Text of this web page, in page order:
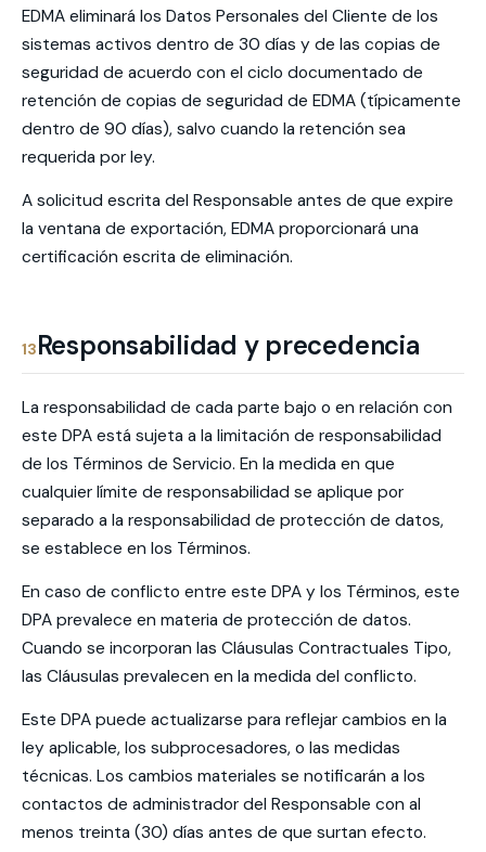
EDMA eliminará los Datos Personales del Cliente de los
sistemas activos dentro de 30 días y de las copias de
seguridad de acuerdo con el ciclo documentado de
retención de copias de seguridad de EDMA (típicamente
dentro de 90 días), salvo cuando la retención sea
requerida por ley.
A solicitud escrita del Responsable antes de que expire
la ventana de exportación, EDMA proporcionará una
certificación escrita de eliminación.
13Responsabilidad y precedencia
La responsabilidad de cada parte bajo o en relación con
este DPA está sujeta a la limitación de responsabilidad
de los Términos de Servicio. En la medida en que
cualquier límite de responsabilidad se aplique por
separado a la responsabilidad de protección de datos,
se establece en los Términos.
En caso de conflicto entre este DPA y los Términos, este
DPA prevalece en materia de protección de datos.
Cuando se incorporan las Cláusulas Contractuales Tipo,
las Cláusulas prevalecen en la medida del conflicto.
Este DPA puede actualizarse para reflejar cambios en la
ley aplicable, los subprocesadores, o las medidas
técnicas. Los cambios materiales se notificarán a los
contactos de administrador del Responsable con al
menos treinta (30) días antes de que surtan efecto.